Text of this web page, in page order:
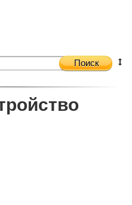
Поиск